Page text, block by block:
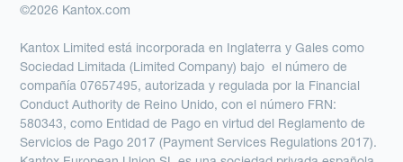
©2026 Kantox.com
Kantox Limited está incorporada en Inglaterra y Gales como
Sociedad Limitada (Limited Company) bajo el número de
compañía 07657495, autorizada y regulada por la Financial
Conduct Authority de Reino Unido, con el número FRN:
580343, como Entidad de Pago en virtud del Reglamento de
Servicios de Pago 2017 (Payment Services Regulations 2017).